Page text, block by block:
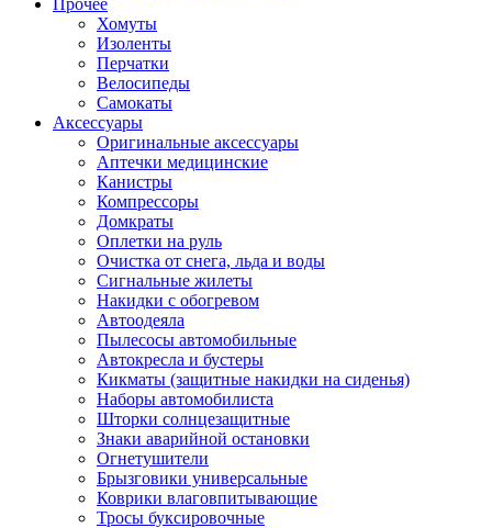
Прочее
Хомуты
Изоленты
Перчатки
Велосипеды
Самокаты
Аксессуары
Оригинальные аксессуары
Аптечки медицинские
Канистры
Компрессоры
Домкраты
Оплетки на руль
Очистка от снега, льда и воды
Сигнальные жилеты
Накидки с обогревом
Автоодеяла
Пылесосы автомобильные
Автокресла и бустеры
Кикматы (защитные накидки на сиденья)
Наборы автомобилиста
Шторки солнцезащитные
Знаки аварийной остановки
Огнетушители
Брызговики универсальные
Коврики влаговпитывающие
Тросы буксировочные